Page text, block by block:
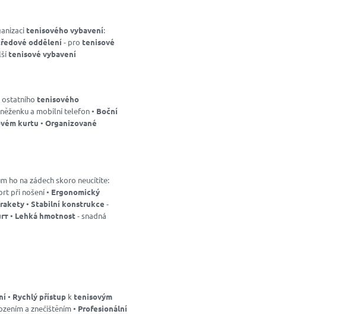
tenisového vybavení:
oddělení - pro tenisové
tenisové vybavení
tenisového
a mobilní telefon • Boční
kurtu • Organizované
ho na zádech skoro neucítíte:
při nošení • Ergonomický
• Stabilní konstrukce -
• Lehká hmotnost- snadná
• Rychlý přístup k tenisovým
a znečištěním • Profesionální